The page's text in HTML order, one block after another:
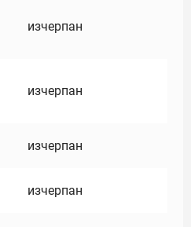
изчерпан
изчерпан
изчерпан
изчерпан